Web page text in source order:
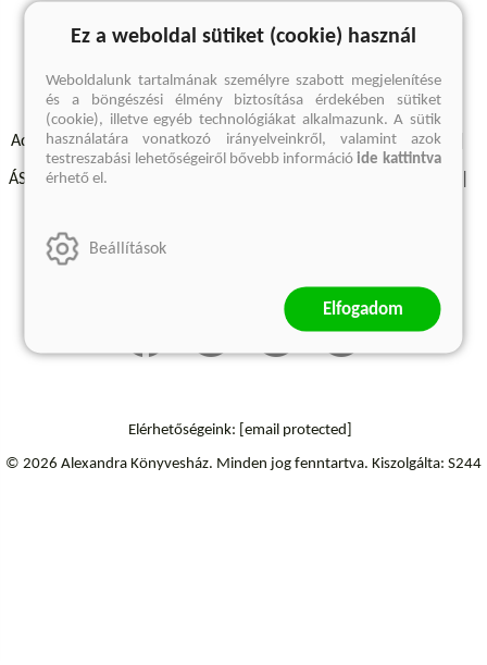
A keresett kifejezésre nincs találat
Adatvédelmi szabályzatok Elállási felmondási nyilatkozat
ÁSZF - Vásárlási feltételek
Szállítási információk
Elérhetőségeink: [email protected]
© 2026 Alexandra Könyvesház. Minden jog fenntartva. Kiszolgálta: S244
Ez a weboldal sütiket (cookie) használ
Weboldalunk tartalmának személyre szabott megjelenítése
és a böngészési élmény biztosítása érdekében sütiket
(cookie), illetve egyéb technológiákat alkalmazunk. A sütik
használatára vonatkozó irányelveinkről, valamint azok
testreszabási lehetőségeiről bővebb információide kattintva
érhető el.
Beállítások
Elfogadom